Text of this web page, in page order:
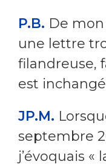
P.B. De mon
une lettre
filandreuse,
est
JP.M.
septembre
j’évoquais «